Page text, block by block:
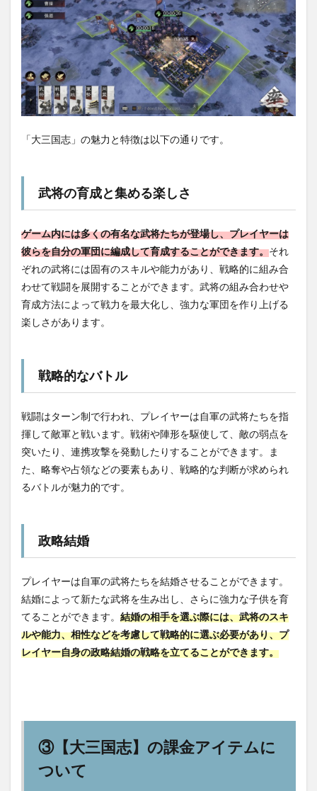
「大三国志」の魅力と特徴は以下の通りです。
武将の育成と集める楽しさ
ゲーム内には多くの有名な武将たちが登場し、プレイヤーは
彼らを自分の軍団に編成して育成することができます。それ
ぞれの武将には固有のスキルや能力があり、戦略的に組み合
わせて戦闘を展開することができます。武将の組み合わせや
育成方法によって戦力を最大化し、強力な軍団を作り上げる
楽しさがあります。
戦略的なバトル
戦闘はターン制で行われ、プレイヤーは自軍の武将たちを指
揮して敵軍と戦います。戦術や陣形を駆使して、敵の弱点を
突いたり、連携攻撃を発動したりすることができます。ま
た、略奪や占領などの要素もあり、戦略的な判断が求められ
るバトルが魅力的です。
政略結婚
プレイヤーは自軍の武将たちを結婚させることができます。
結婚によって新たな武将を生み出し、さらに強力な子供を育
てることができます。 結婚の相手を選ぶ際には、武将のスキ
ルや能力、相性などを考慮して戦略的に選ぶ必要があり、プ
レイヤー自身の政略結婚の戦略を立てることができます。
③【大三国志】の課金アイテムに
ついて